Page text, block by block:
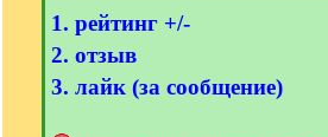
[
q
]
1. рейтинг +/-
2. отзыв
3. лайк (за сообщение)